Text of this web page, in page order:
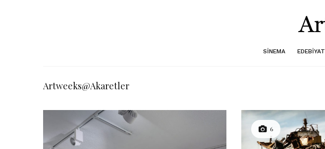
SINEMA EDEBIYAT
Artweeks@Akaretler
6